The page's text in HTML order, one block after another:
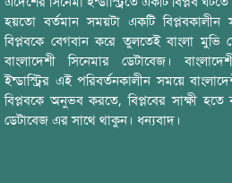
হয়তো বর্তমান সময়টা একটি
বিপ্লবকে বেগবান করে তুলতেই বাংলা মুভি
বাংলাদেশী সিনেমার ডেটাবেজ।
ইন্ডাস্ট্রির এই পরিবর্তনকালীন সময়ে
বিপ্লবকে অনুভব করতে, বিপ্লবের সাক্ষী হতে
ডেটাবেজ এর সাথে থাকুন। ধন্যবাদ।